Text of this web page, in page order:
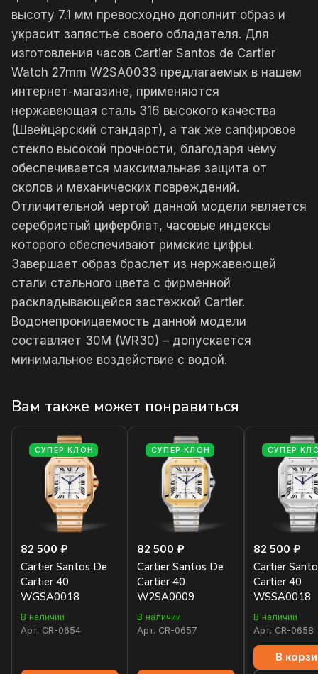
высоту 7.1 мм превосходно дополнит образ и
украсит запястье своего обладателя. Для
изготовления часов Cartier Santos de Cartier
Watch 27mm W2SA0033 предлагаемых в нашем
интернет-магазине, применяются
нержавеющая сталь 316 высокого качества
(Швейцарский стандарт), а так же сапфировое
стекло высокой прочности, благодаря чему
обеспечивается максимальная защита от
сколов и механических повреждений.
Отличительной чертой данной модели является
серебристый циферблат, часовые индексы
которого обеспечивают римские цифры.
Завершает образ браслет из нержавеющей
стали стального цвета с фирменной
раскладывающейся застежкой Cartier.
Водонепроницаемость данной модели
составляет 30М (WR30) – допускается
минимальное воздействие с водой.
Вам также может понравиться
СУПЕР КЛОН
82 500 ₽
Cartier Santos De
Cartier 40
WGSA0018
В наличии
Арт. CR-0654
СУПЕР КЛОН
82 500 ₽
Cartier Santos De
Cartier 40
W2SA0009
В наличии
Арт. CR-0657
СУПЕР
82 500 ₽
Cartier
Cartier 40
WSSA0018
В наличии
Арт. CR-0658
В